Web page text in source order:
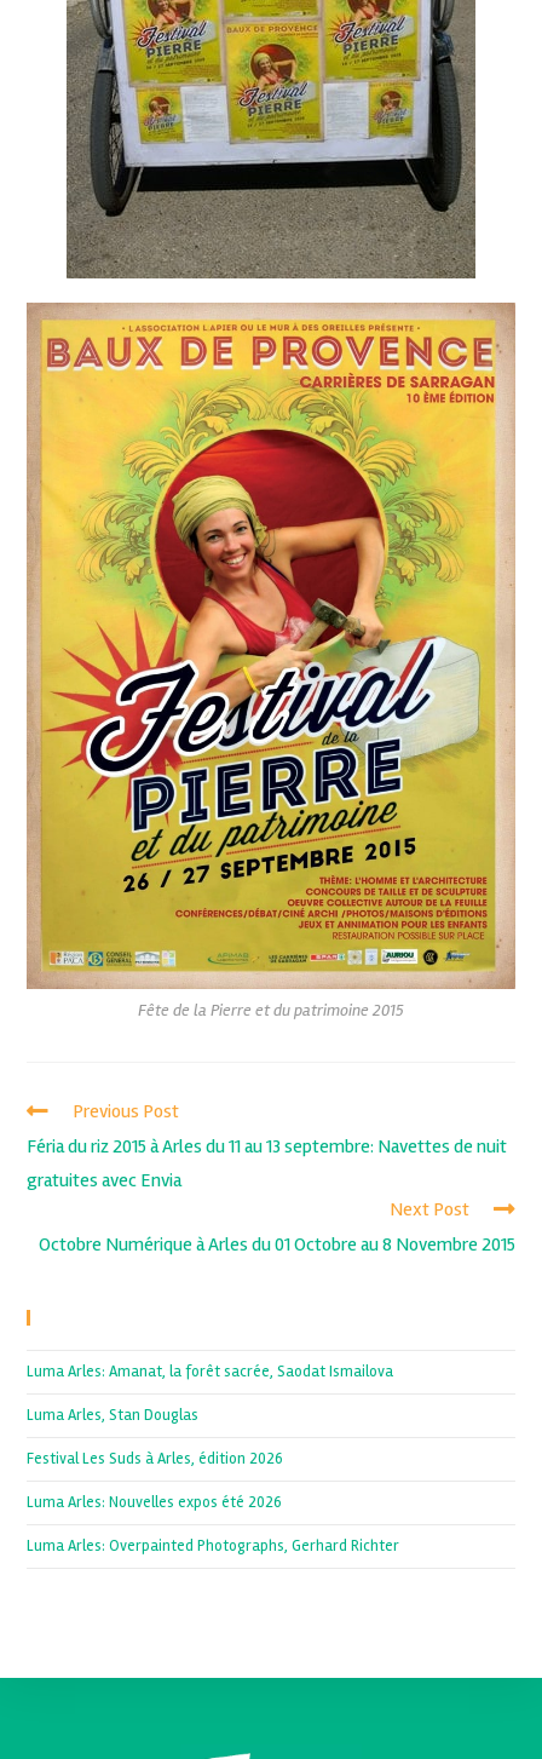
Fête de la Pierre et du patrimoine 2015
Previous Post
Féria du riz 2015 à Arles du 11 au 13 septembre: Navettes de nuit
gratuites avec Envia
Next Post
Octobre Numérique à Arles du 01 Octobre au 8 Novembre 2015
Luma Arles: Amanat, la forêt sacrée, Saodat Ismailova
Luma Arles, Stan Douglas
Festival Les Suds à Arles, édition 2026
Luma Arles: Nouvelles expos été 2026
Luma Arles: Overpainted Photographs, Gerhard Richter